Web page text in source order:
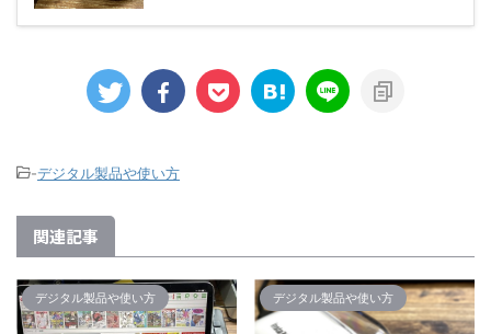
-デジタル製品や使い方
関連記事
デジタル製品や使い方 デジタル製品や使い方